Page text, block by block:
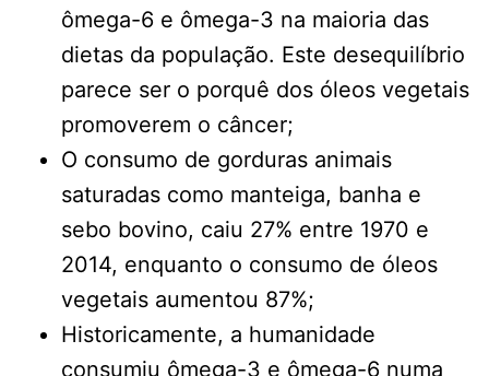
ômega-6 e ômega-3 na maioria das
dietas da população. Este desequilíbrio
parece ser o porquê dos óleos vegetais
promoverem o câncer;
O consumo de gorduras animais
saturadas como manteiga, banha e
sebo bovino, caiu 27% entre 1970 e
2014, enquanto o consumo de óleos
vegetais aumentou 87%;
Historicamente, a humanidade
consumiu ômega-3 e ômega-6 numa